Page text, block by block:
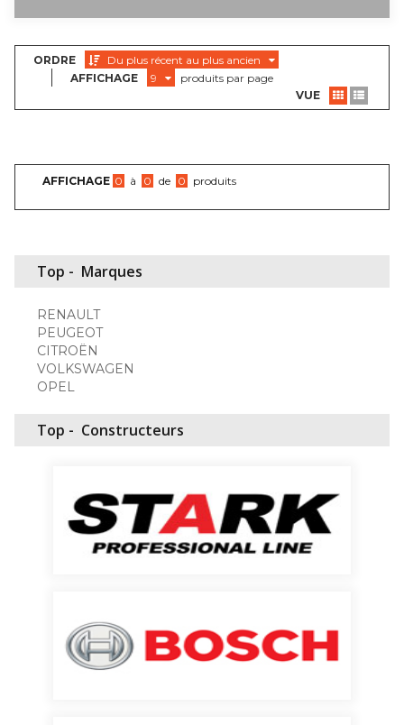
ORDRE
Du plus récent au plus ancien
AFFICHAGE
9
produits par page
VUE
AFFICHAGE 0 à 0 de 0 produits
Top - Marques
RENAULT
PEUGEOT
CITROËN
VOLKSWAGEN
OPEL
Top - Constructeurs